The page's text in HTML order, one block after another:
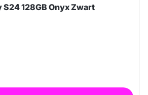
S24 128GB Onyx Zwart